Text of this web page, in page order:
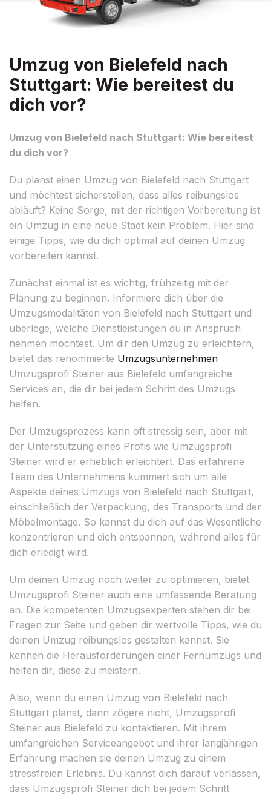
Umzug von Bielefeld nach
Stuttgart: Wie bereitest du
dich vor?
Umzug von Bielefeld nach Stuttgart: Wie bereitest
du dich vor?
Du planst einen Umzug von Bielefeld nach Stuttgart
und möchtest sicherstellen, dass alles reibungslos
abläuft? Keine Sorge, mit der richtigen Vorbereitung ist
ein Umzug in eine neue Stadt kein Problem. Hier sind
einige Tipps, wie du dich optimal auf deinen Umzug
vorbereiten kannst.
Zunächst einmal ist es wichtig, frühzeitig mit der
Planung zu beginnen. Informiere dich über die
Umzugsmodalitäten von Bielefeld nach Stuttgart und
überlege, welche Dienstleistungen du in Anspruch
nehmen möchtest. Um dir den Umzug zu erleichtern,
bietet das renommierte Umzugsunternehmen
Umzugsprofi Steiner aus Bielefeld umfangreiche
Services an, die dir bei jedem Schritt des Umzugs
helfen.
Der Umzugsprozess kann oft stressig sein, aber mit
der Unterstützung eines Profis wie Umzugsprofi
Steiner wird er erheblich erleichtert. Das erfahrene
Team des Unternehmens kümmert sich um alle
Aspekte deines Umzugs von Bielefeld nach Stuttgart,
einschließlich der Verpackung, des Transports und der
Möbelmontage. So kannst du dich auf das Wesentliche
konzentrieren und dich entspannen, während alles für
dich erledigt wird.
Um deinen Umzug noch weiter zu optimieren, bietet
Umzugsprofi Steiner auch eine umfassende Beratung
an. Die kompetenten Umzugsexperten stehen dir bei
Fragen zur Seite und geben dir wertvolle Tipps, wie du
deinen Umzug reibungslos gestalten kannst. Sie
kennen die Herausforderungen einer Fernumzugs und
helfen dir, diese zu meistern.
Also, wenn du einen Umzug von Bielefeld nach
Stuttgart planst, dann zögere nicht, Umzugsprofi
Steiner aus Bielefeld zu kontaktieren. Mit ihrem
umfangreichen Serviceangebot und ihrer langjährigen
Erfahrung machen sie deinen Umzug zu einem
stressfreien Erlebnis. Du kannst dich darauf verlassen,
dass Umzugsprofi Steiner dich bei jedem Schritt